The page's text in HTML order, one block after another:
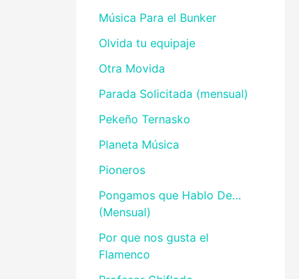
Música Para el Bunker
Olvida tu equipaje
Otra Movida
Parada Solicitada (mensual)
Pekeño Ternasko
Planeta Música
Pioneros
Pongamos que Hablo De…
(Mensual)
Por que nos gusta el
Flamenco